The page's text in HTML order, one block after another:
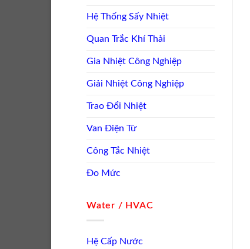
Hệ Thống Sấy Nhiệt
Quan Trắc Khí Thải
Gia Nhiệt Công Nghiệp
Giải Nhiệt Công Nghiệp
Trao Đổi Nhiệt
Van Điện Từ
Công Tắc Nhiệt
Đo Mức
Water / HVAC
Hệ Cấp Nước